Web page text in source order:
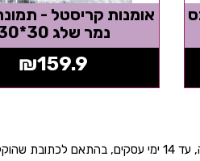
אומנות קריסטל -
נמר שלג 30*30
₪159.9